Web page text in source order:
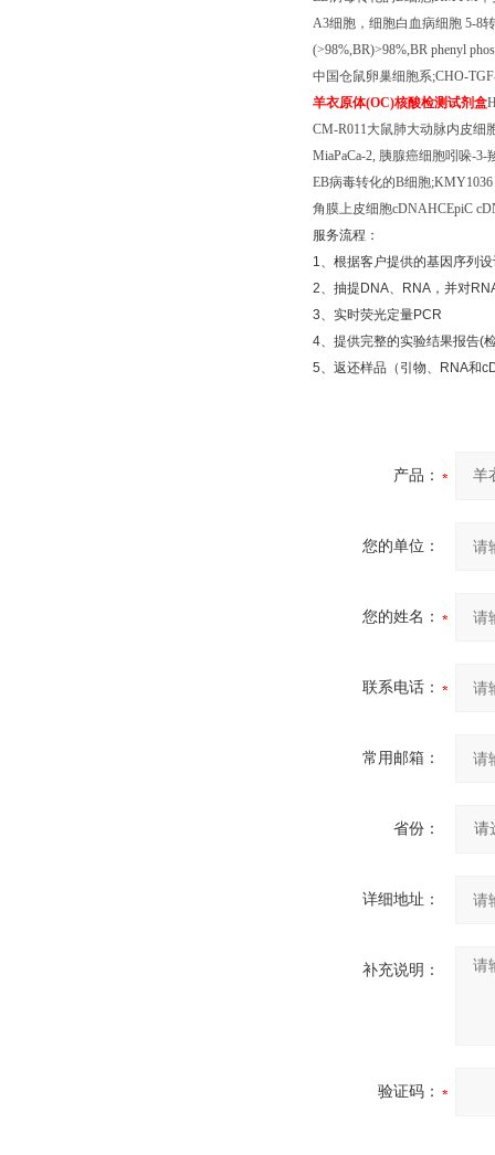
A3细胞，细胞白血病细胞 5-8
(>98%,BR)>98%,BR phenyl
中国仓鼠卵巢细胞系;CHO-
羊衣原体(OC)核酸检测试剂盒
CM-R011大鼠肺大动脉内皮细
MiaPaCa-2, 胰腺癌细胞吲哚-3-
EB病毒转化的B细胞;KMY1036
角膜上皮细胞cDNAHCEpiC
服务流程：
1、根据客户提供的基因序列
2、抽提 DNA、 RNA ，并对
3、实时荧光定量PCR
4、提供完整的实验结果报告(
5、返还样品（引物、 RNA和
产品：
您的单位：
您的姓名：
联系电话：
常用邮箱：
省份：
详细地址：
补充说明：
验证码：